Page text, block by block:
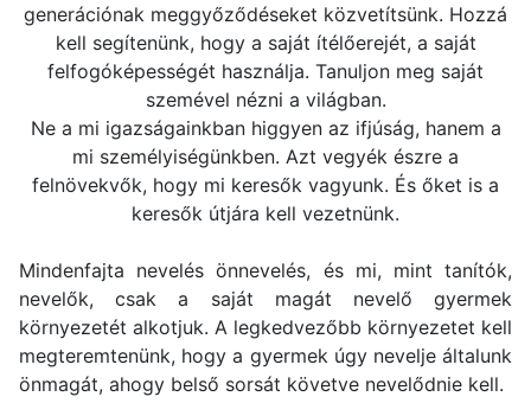
generációnak meggyőződéseket közvetítsünk. Hozzá
kell segítenünk, hogy a saját ítélőerejét, a saját
felfogóképességét használja. Tanuljon meg saját
szemével nézni a világban.
Ne a mi igazságainkban higgyen az ifjúság, hanem a
mi személyiségünkben. Azt vegyék észre a
felnövekvők, hogy mi keresők vagyunk. És őket is a
keresők útjára kell vezetnünk.
Mindenfajta nevelés önnevelés, és mi, mint tanítók,
nevelők, csak a saját magát nevelő gyermek
környezetét alkotjuk. A legkedvezőbb környezetet kell
megteremtenünk, hogy a gyermek úgy nevelje általunk
önmagát, ahogy belső sorsát követve nevelődnie kell.